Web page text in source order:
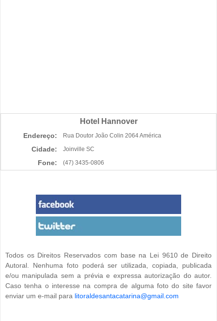
Hotel Hannover
Endereço: Rua Doutor João Colin 2064 América
Cidade: Joinville SC
Fone: (47) 3435-0806
Todos os Direitos Reservados com base na Lei 9610 de Direito
Autoral. Nenhuma foto poderá ser utilizada, copiada, publicada
e/ou manipulada sem a prévia e expressa autorização do autor.
Caso tenha o interesse na compra de alguma foto do site favor
enviar um e-mail para litoraldesantacatarina@gmail.com